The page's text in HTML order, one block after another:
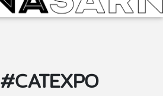
#CATEXPO